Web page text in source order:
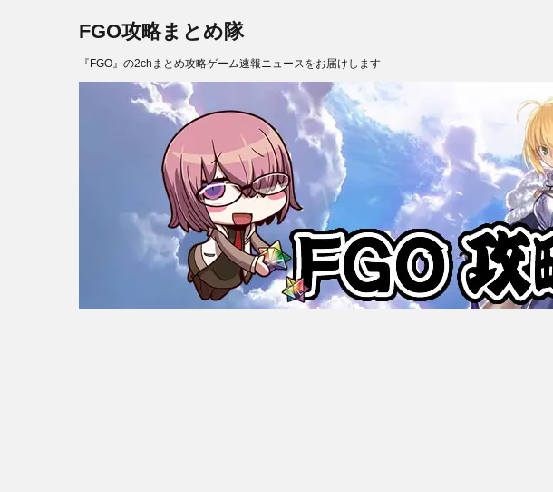
FGO攻略まとめ隊
『FGO』の2chまとめ攻略ゲーム速報ニュースをお届けします